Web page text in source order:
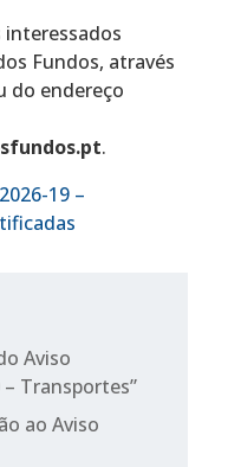
interessados
Fundos, através
do endereço
.
19 –
Aviso
Transportes”
ao Aviso